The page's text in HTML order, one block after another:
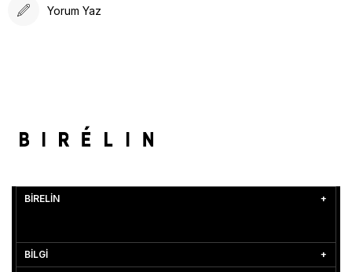
Yorum Yaz
BİRELİN
BİLGİ